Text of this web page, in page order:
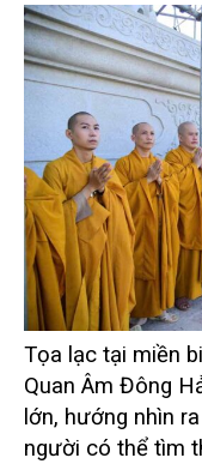
Tọa lạc tại miền
Quan Âm Đông
lớn, hướng nhìn
người có thể tìm